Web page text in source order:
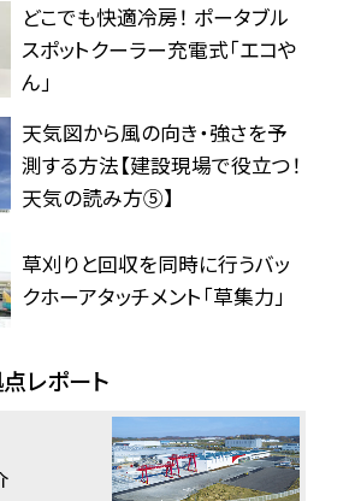
どこでも快適冷房！ ポータブル
スポットクーラー充電式「エコや
ん」
天気図から風の向き・強さを予
測する方法【建設現場で役立つ！
天気の読み方⑤】
草刈りと回収を同時に行うバッ
クホーアタッチメント「草集力」
レポート